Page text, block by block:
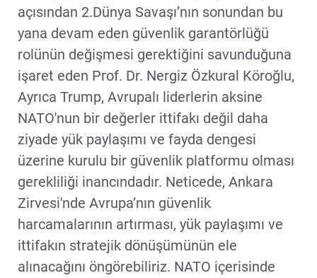
açısından 2.Dünya Savaşı’nın sonundan bu
yana devam eden güvenlik garantörlüğü
rolünün değişmesi gerektiğini savunduğuna
işaret eden Prof. Dr. Nergiz Özkural Köroğlu,
Ayrıca Trump, Avrupalı liderlerin aksine
NATO'nun bir değerler ittifakı değil daha
ziyade yük paylaşımı ve fayda dengesi
üzerine kurulu bir güvenlik platformu olması
gerekliliği inancındadır. Neticede, Ankara
Zirvesi'nde Avrupa’nın güvenlik
harcamalarının artırması, yük paylaşımı ve
ittifakın stratejik dönüşümünün ele
alınacağını öngörebiliriz. NATO içerisinde